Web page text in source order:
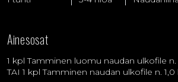
Ainesosat
1 kpl Tamminen luomu naudan ulkofile n.
TAI 1 kpl Tamminen naudan ulkofile n. 1,0